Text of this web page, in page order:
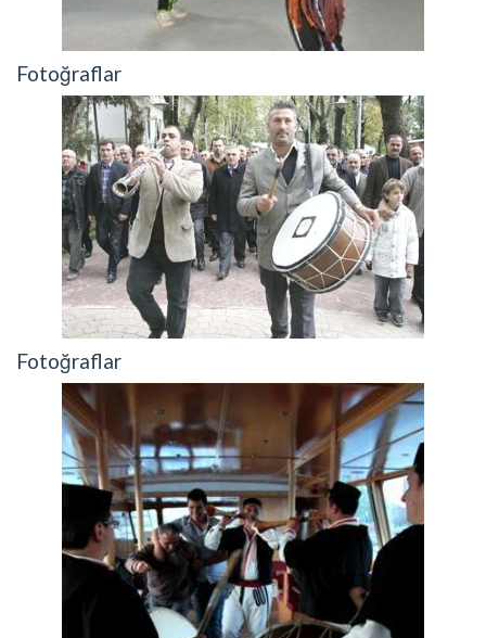
Fotoğraflar
Fotoğraflar